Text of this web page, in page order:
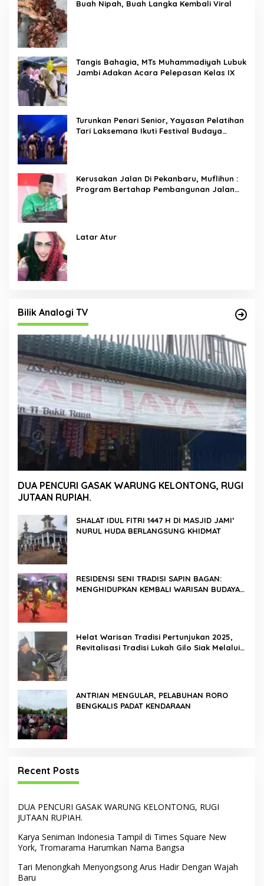
Buah Nipah, Buah Langka Kembali Viral
Tangis Bahagia, MTs Muhammadiyah Lubuk
Jambi Adakan Acara Pelepasan Kelas IX
Turunkan Penari Senior, Yayasan Pelatihan
Tari Laksemana Ikuti Festival Budaya
Kerusakan Jalan Di Pekanbaru, Muflihun :
Program Bertahap Pembangunan Jalan
Latar Atur
Bilik Analogi TV
DUA PENCURI GASAK WARUNG KELONTONG, RUGI
JUTAAN RUPIAH.
SHALAT IDUL FITRI 1447 H DI MASJID JAMI’
NURUL HUDA BERLANGSUNG KHIDMAT
RESIDENSI SENI TRADISI SAPIN BAGAN:
MENGHIDUPKAN KEMBALI WARISAN BUDAYA
Helat Warisan Tradisi Pertunjukan 2025,
Revitalisasi Tradisi Lukah Gilo Siak Melalui
ANTRIAN MENGULAR, PELABUHAN RORO
BENGKALIS PADAT KENDARAAN
Recent Posts
DUA PENCURI GASAK WARUNG KELONTONG, RUGI
JUTAAN RUPIAH.
Karya Seniman Indonesia Tampil di Times Square New
York, Tromarama Harumkan Nama Bangsa
Tari Menongkah Menyongsong Arus Hadir Dengan Wajah
Baru